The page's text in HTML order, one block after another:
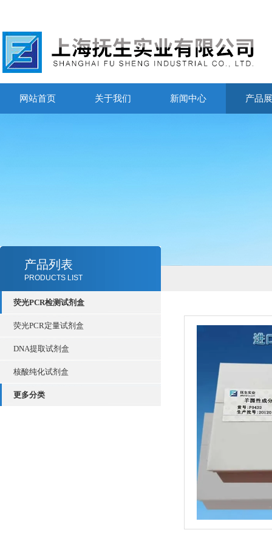
网站首页 关于我们 新闻中心 产品
产品列表
PRODUCTS LIST
荧光PCR检测试剂盒
荧光PCR定量试剂盒
DNA提取试剂盒
核酸纯化试剂盒
更多分类